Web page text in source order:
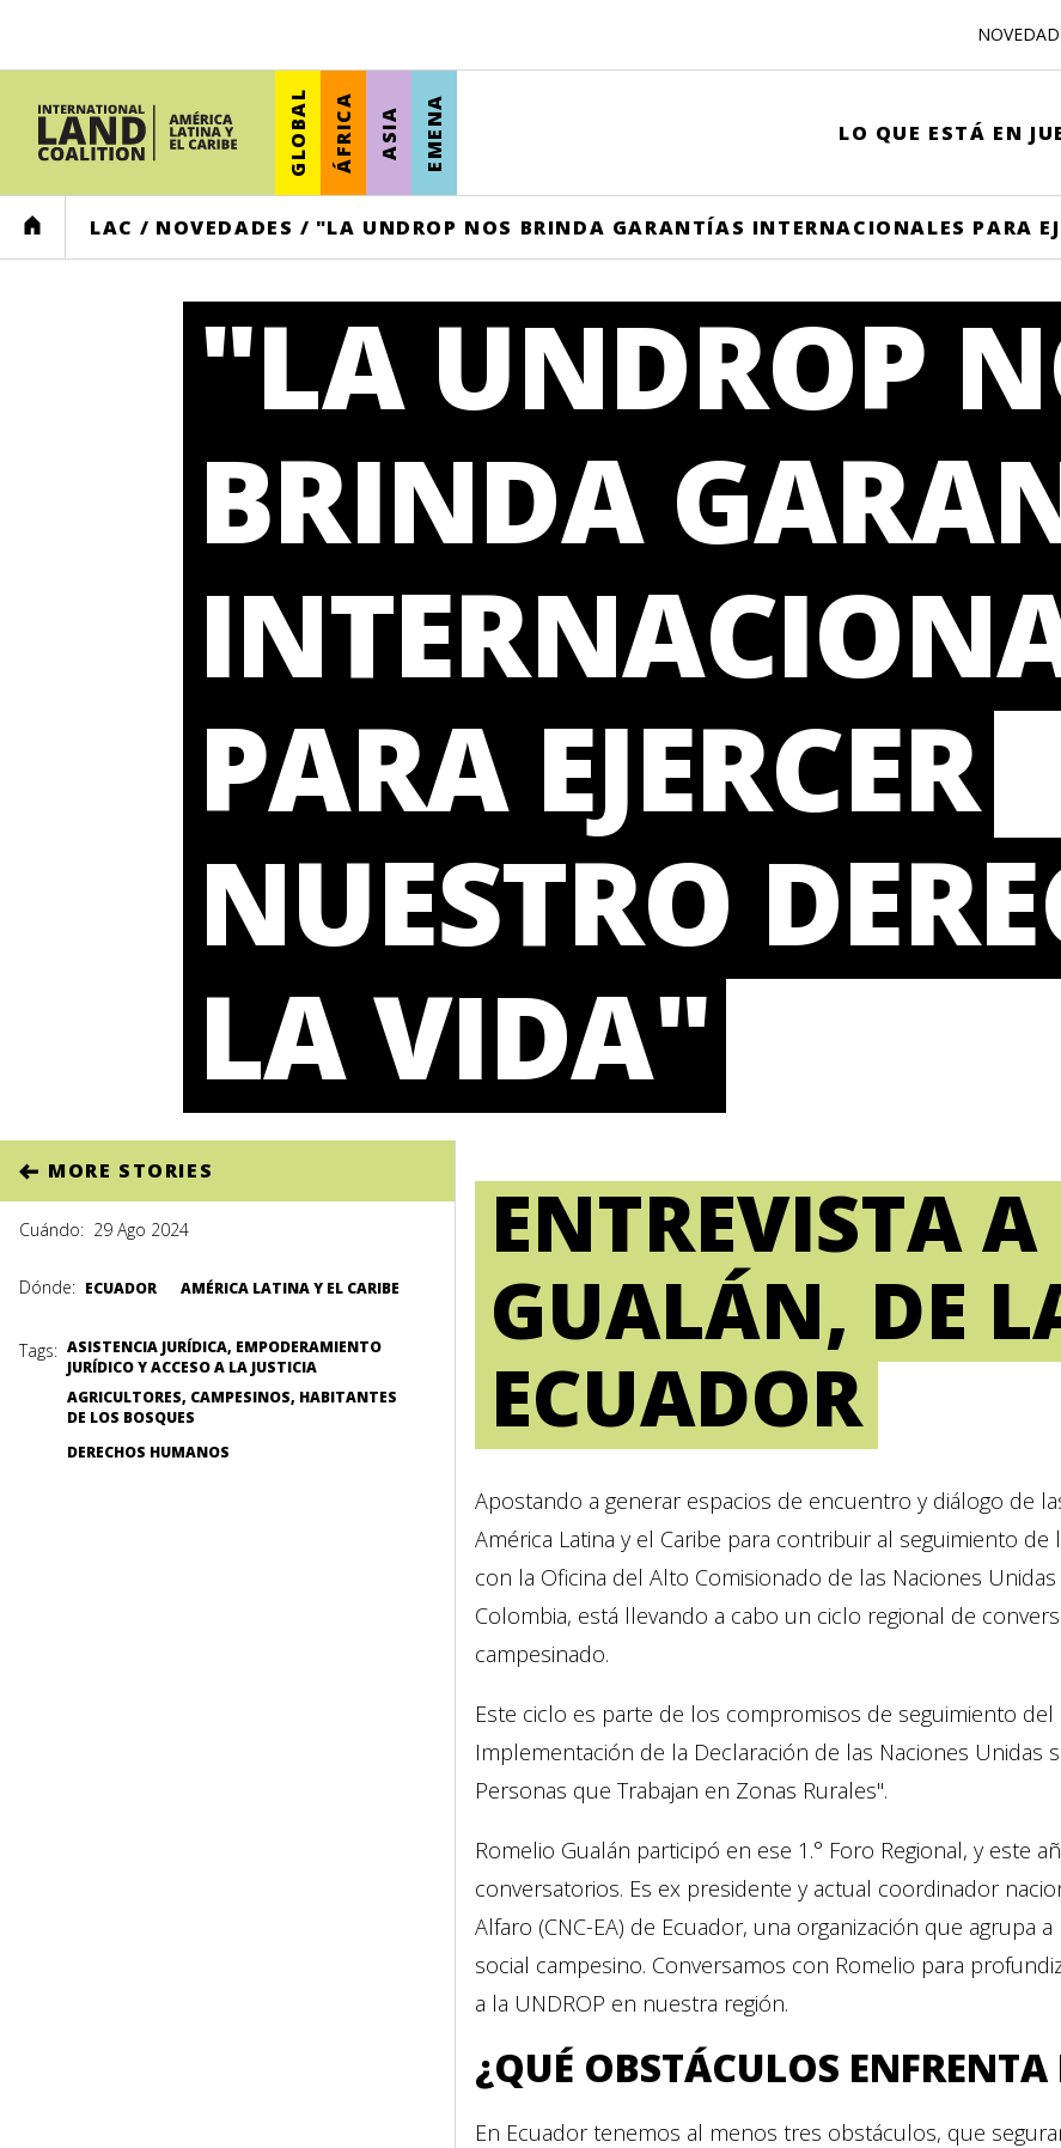
GLOBAL ÁFRICA ASIA EMENA LO QUE ESTÁ EN
HOME LAC / NOVEDADES / "LA UNDROP NOS BRINDA GARANTÍAS INTERNACIONALES PARA
"LA UNDROP
BRINDA
PARA EJERCER
NUESTRO
LA VIDA"
MORE STORIES
Cuándo: 29 Ago 2024
Dónde: ECUADOR AMÉRICA LATINA Y EL CARIBE
Tags: ASISTENCIA JURÍDICA, EMPODERAMIENTO
JURÍDICO Y ACCESO A LA JUSTICIA
AGRICULTORES, CAMPESINOS, HABITANTES
DE LOS BOSQUES
DERECHOS HUMANOS
ENTREVISTA
GUALÁN, DE
ECUADOR
Apostando a generar espacios de encuentro y diálogo de
América Latina y el Caribe para contribuir al seguimiento de
con la Oficina del Alto Comisionado de las Naciones
Colombia, está llevando a cabo un ciclo regional de
campesinado.
Este ciclo es parte de los compromisos de seguimiento del
Implementación de la Declaración de las Naciones
Personas que Trabajan en Zonas Rurales".
Romelio Gualán participó en ese 1.° Foro Regional, y este
conversatorios. Es ex presidente y actual coordinador
Alfaro (CNC-EA) de Ecuador, una organización que
social campesino. Conversamos con Romelio para
a la UNDROP en nuestra región.
¿QUÉ OBSTÁCULOS
En Ecuador tenemos al menos tres obstáculos, que